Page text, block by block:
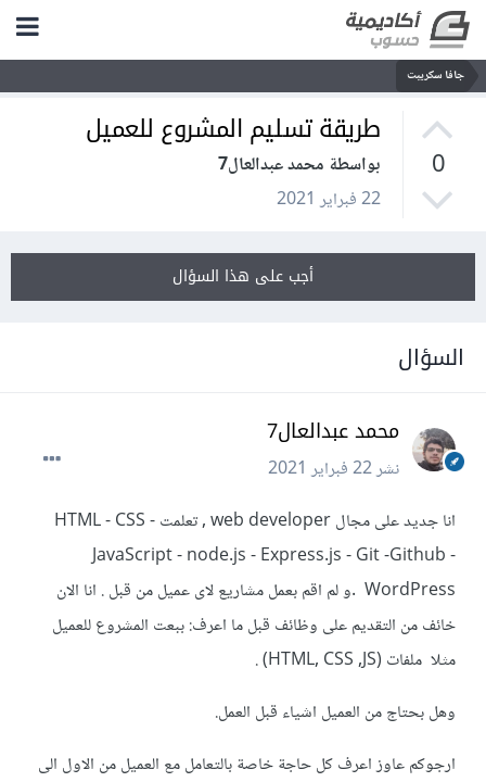
جافا سكريبت
0
طريقة تسليم المشروع للعميل
بواسطة محمد عبدالعال7
22 فبراير 2021
أجب على هذا السؤال
السؤال
محمد عبدالعال7
نشر22 فبراير 2021
انا جديد على مجال web developer , تعلمت HTML - CSS -
JavaScript - node.js - Express.js - Git -Github -
WordPress .و لم اقم بعمل مشاريع لاى عميل من قبل . انا الان
خائف من التقديم على وظائف قبل ما اعرف: ببعت المشروع للعميل
مثلا ملفات (HTML, CSS ,JS) .
وهل بحتاج من العميل اشياء قبل العمل.
ارجوكم عاوز اعرف كل حاجة خاصة بالتعامل مع العميل من الاول الى